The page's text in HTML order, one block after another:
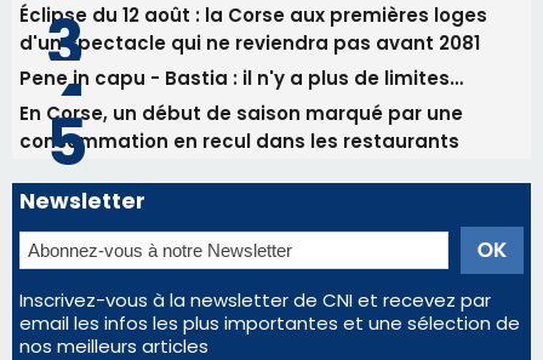
Éclipse du 12 août : la Corse aux premières loges
d'un spectacle qui ne reviendra pas avant 2081
Pene in capu - Bastia : il n'y a plus de limites…
En Corse, un début de saison marqué par une
consommation en recul dans les restaurants
Newsletter
Inscrivez-vous à la newsletter de CNI et recevez par
email les infos les plus importantes et une sélection de
nos meilleurs articles